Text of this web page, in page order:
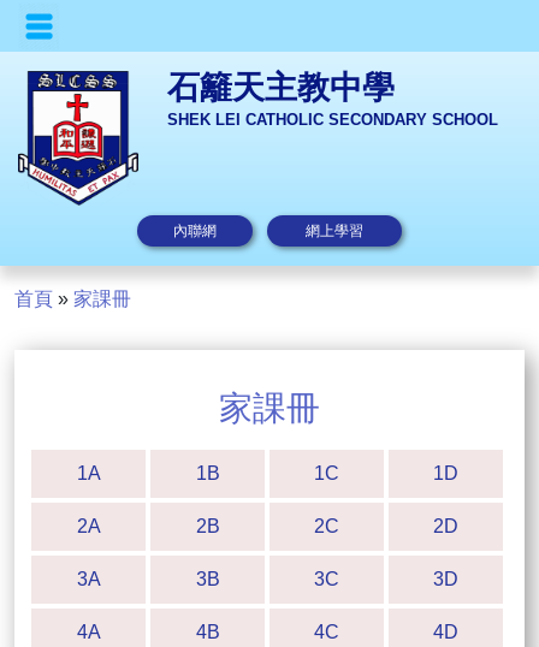
石籬天主教中學
SHEK LEI CATHOLIC SECONDARY SCHOOL
內聯網 網上學習
首頁 » 家課冊
家課冊
1A 1B 1C 1D
2A 2B 2C 2D
3A 3B 3C 3D
4A 4B 4C 4D